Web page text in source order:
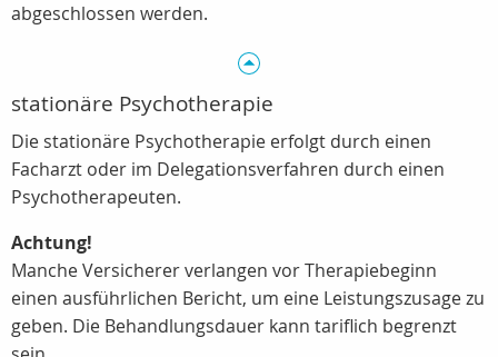
abgeschlossen werden.
stationäre Psychotherapie
Die stationäre Psychotherapie erfolgt durch einen
Facharzt oder im Delegationsverfahren durch einen
Psychotherapeuten.
Achtung!
Manche Versicherer verlangen vor Therapiebeginn
einen ausführlichen Bericht, um eine Leistungszusage zu
geben. Die Behandlungsdauer kann tariflich begrenzt